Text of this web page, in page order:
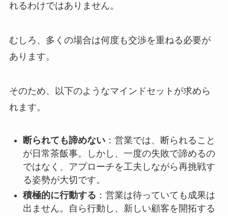
れるわけではありません。
むしろ、多くの場合は何度も交渉を重ねる必要が
あります。
そのため、以下のようなマインドセットが求めら
れます。
断られても諦めない：営業では、断られること
が日常茶飯事。しかし、一度の失敗で諦めるの
ではなく、アプローチを工夫しながら再挑戦す
る姿勢が大切です。
積極的に行動する ：営業は待っていても成果は
出ません。自ら行動し、新しい顧客を開拓する